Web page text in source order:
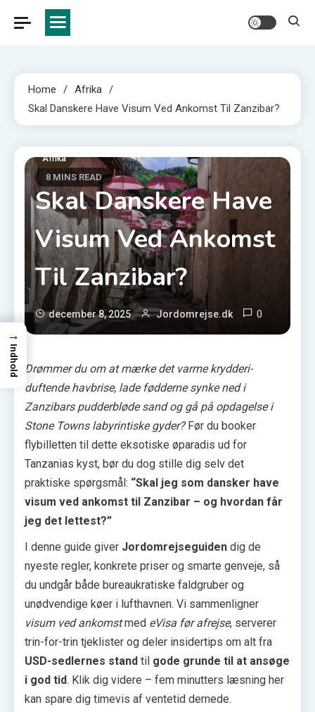
Home
Afrika
Skal Danskere Have Visum Ved Ankomst Til Zanzibar?
8 MINS READ
Afrika
Skal Danskere Have
Visum Ved Ankomst
Til Zanzibar?
december 8, 2025 Jordomrejse.dk 0
Drømmer du om at mærke det varme krydderi­
duftende havbrise, lade fødderne synke ned i
Zanzibars pudderbløde sand og gå på opdagelse i
Stone Towns labyrintiske gyder?Før du booker
flybilletten til dette eksotiske øparadis ud for
Tanzanias kyst, bør du dog stille dig selv det
praktiske spørgsmål: “Skal jeg som dansker have
visum ved ankomst til Zanzibar – og hvordan får
jeg det lettest?”
I denne guide giver Jordomrejseguiden dig de
nyeste regler, konkrete priser og smarte genveje, så
du undgår både bureaukratiske faldgruber og
unødvendige køer i lufthavnen. Vi sammenligner
visum ved ankomstmed eVisa før afrejse, serverer
trin-for-trin tjeklister og deler insidertips om alt fra
USD-sedlernes stand til gode grunde til at ansøge
i god tid. Klik dig videre – fem minutters læsning her
kan spare dig timevis af ventetid dernede.
→
Indhold